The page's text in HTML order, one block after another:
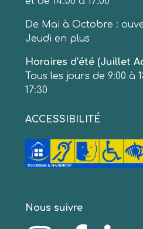
De Mai à Octobre :
Jeudi en plus
Horaires d’été (Juillet
Tous les jours de 9:00 à
17:30
ACCESSIBILITÉ
Nous suivre